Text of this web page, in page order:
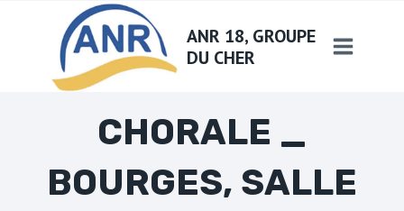
ANR 18, GROUPE
DU CHER
CHORALE _
BOURGES, SALLE